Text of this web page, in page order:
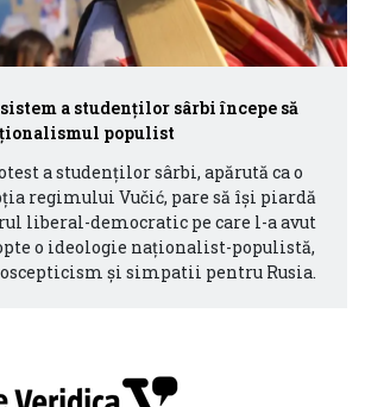
a studenților sârbi începe să
populist
a studenților sârbi, apărută ca o
regimului Vučić, pare să își piardă
liberal-democratic pe care l-a avut
o ideologie naționalist-populistă,
și simpatii pentru Rusia.